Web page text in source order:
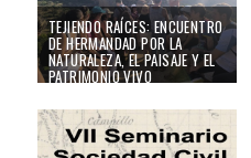
TEJIENDO RAÍCES: ENCUENTRO
DE HERMANDAD POR LA
NATURALEZA, EL PAISAJE Y EL
PATRIMONIO VIVO
VII Seminario Sociedad Civil y